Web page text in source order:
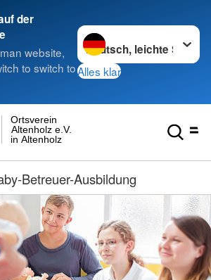
der
website,
to switch to
Sprache wechseln zu
Alles klar
in Altenholz
Altenholz e.V.
Ortsverein
Betreuer-Ausbildung